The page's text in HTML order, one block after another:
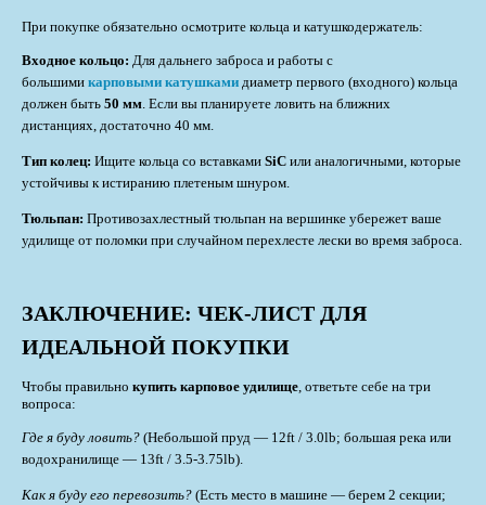
При покупке обязательно осмотрите кольца и катушкодержатель:
Входное кольцо: Для дальнего заброса и работы с
большими карповыми катушками диаметр первого (входного) кольца
должен быть 50 мм. Если вы планируете ловить на ближних
дистанциях, достаточно 40 мм.
Тип колец: Ищите кольца со вставками SiC или аналогичными, которые
устойчивы к истиранию плетеным шнуром.
Тюльпан: Противозахлестный тюльпан на вершинке убережет ваше
удилище от поломки при случайном перехлесте лески во время заброса.
ЗАКЛЮЧЕНИЕ: ЧЕК-ЛИСТ ДЛЯ
ИДЕАЛЬНОЙ ПОКУПКИ
Чтобы правильно купить карповое удилище, ответьте себе на три
вопроса:
Где я буду ловить? (Небольшой пруд — 12ft / 3.0lb; большая река или
водохранилище — 13ft / 3.5-3.75lb).
Как я буду его перевозить? (Есть место в машине — берем 2 секции;